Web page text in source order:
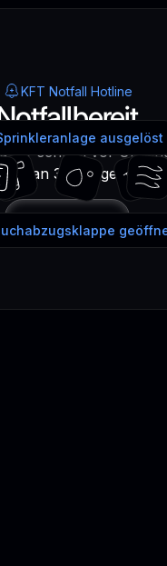
KFT Notfall Hotline
wir schnell vor Ort
- an 365 Tagen im
Anrufen
benutzt
ausgelöst
ausgelöst
Wasser!ausgelöst